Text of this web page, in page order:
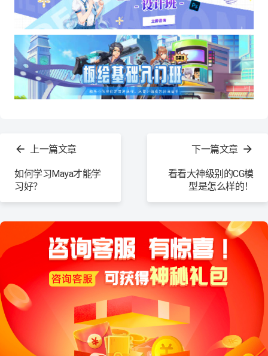
上一篇文章
如何学习Maya才能学
习好？
下一篇文章
看看大神级别的CG模
型是怎么样的！